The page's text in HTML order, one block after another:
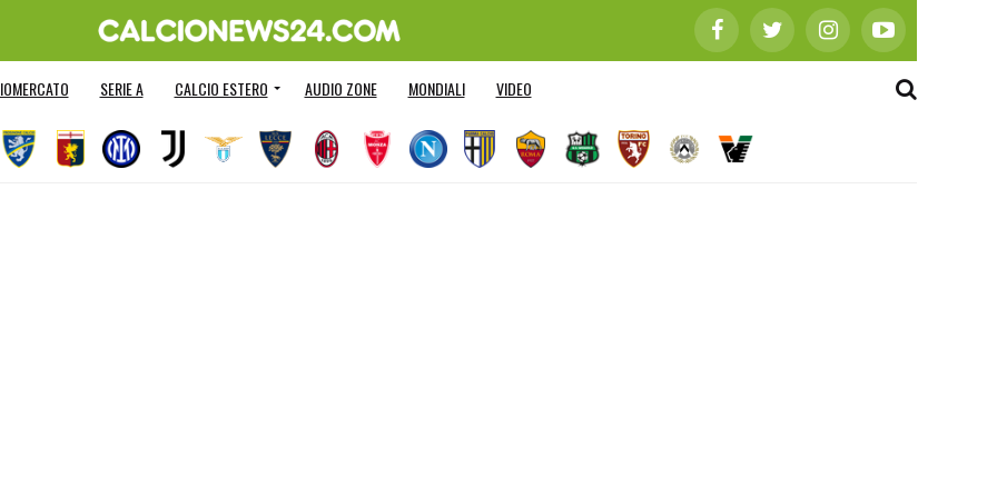
SERIE A CALCIO ESTERO AUDIO ZONE MONDIALI VIDEO